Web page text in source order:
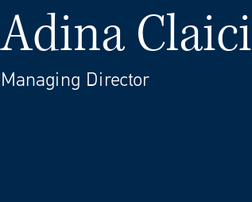
Adina Claici
Managing Director